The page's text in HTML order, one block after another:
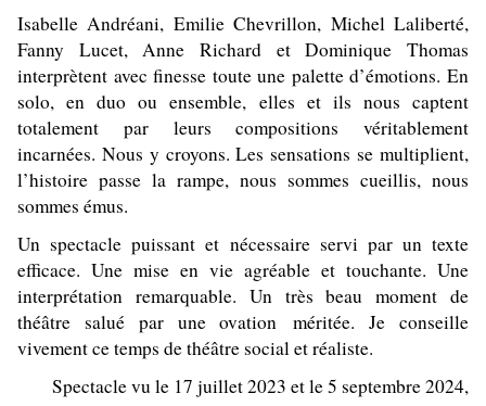
Isabelle Andréani, Emilie Chevrillon, Michel Laliberté,
Fanny Lucet, Anne Richard et Dominique Thomas
interprètent avec finesse toute une palette d’émotions. En
solo, en duo ou ensemble, elles et ils nous captent
totalement par leurs compositions véritablement
incarnées. Nous y croyons. Les sensations se multiplient,
l’histoire passe la rampe, nous sommes cueillis, nous
sommes émus.
Un spectacle puissant et nécessaire servi par un texte
efficace. Une mise en vie agréable et touchante. Une
interprétation remarquable. Un très beau moment de
théâtre salué par une ovation méritée. Je conseille
vivement ce temps de théâtre social et réaliste.
Spectacle vu le 17 juillet 2023 et le 5 septembre 2024,